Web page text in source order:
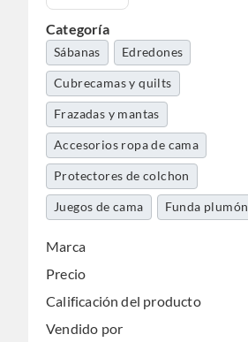
Categoría
Sábanas Edredones
Cubrecamas y quilts
Frazadas y mantas
Accesorios ropa de cama
Protectores de colchon
Juegos de cama Funda plumón
Marca
Precio
Calificación del producto
Vendido por